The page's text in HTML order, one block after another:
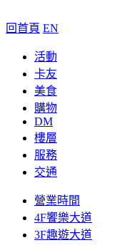
回首頁 EN
活動
卡友
美食
購物
DM
樓層
服務
交通
營業時間
4F饗樂大道
3F趣遊大道